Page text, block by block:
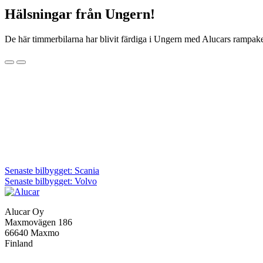
Hälsningar från Ungern!
De här timmerbilarna har blivit färdiga i Ungern med Alucars
Inläggsnavigering
Senaste bilbygget: Scania
Senaste bilbygget: Volvo
Alucar Oy
Maxmovägen 186
66640 Maxmo
Finland